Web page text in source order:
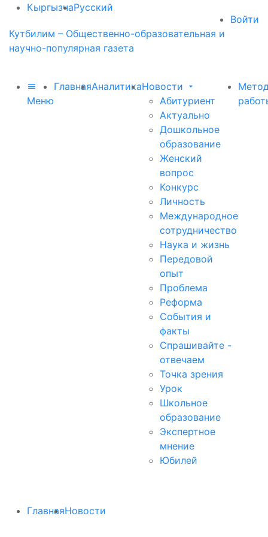
КыргызчаРусский
Войти
Кутбилим – Общественно-образовательная и
научно-популярная газета
Меню
ГлавнаяАналитикаНовости
Абитуриент
Актуально
Дошкольное
образование
Женский
вопрос
Конкурс
Личность
Международное
сотрудничество
Наука и жизнь
Передовой
опыт
Проблема
Реформа
События и
факты
Спрашивайте -
отвечаем
Точка зрения
Урок
Школьное
образование
Экспертное
мнение
Юбилей
ГлавнаяНовости